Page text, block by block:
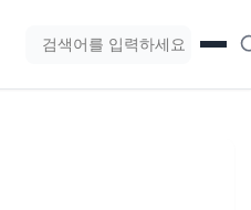
블로그 검색